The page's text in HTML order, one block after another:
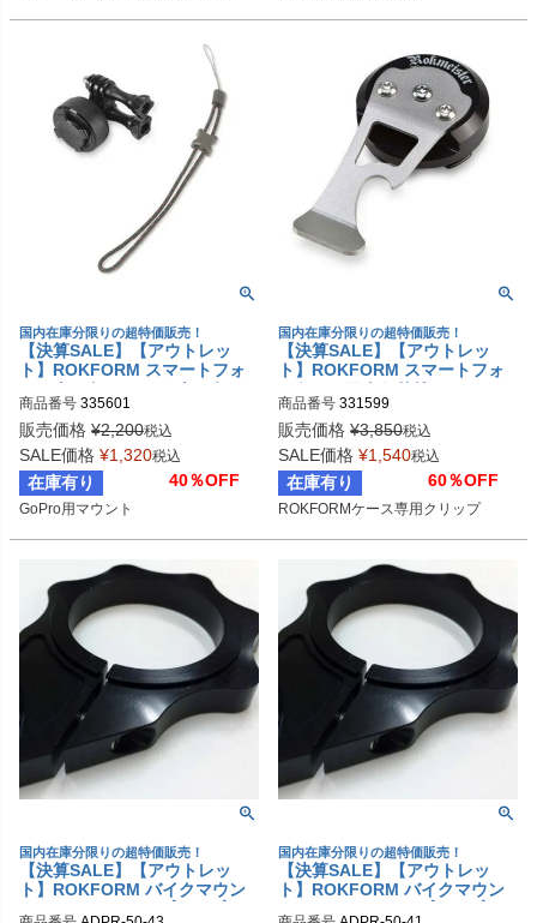
国内在庫分限りの超特価販売！
【決算SALE】【アウトレッ
ト】ROKFORM スマートフォ
ンマウント GoProマウント
商品番号 335601
販売価格 ¥2,200税込
SALE価格 ¥1,320税込
在庫有り 40％OFF
GoPro用マウント
国内在庫分限りの超特価販売！
【決算SALE】【アウトレッ
ト】ROKFORM スマートフォ
ンケースアクセサリー ROKMEI
STER CLIP
商品番号 331599
販売価格 ¥3,850税込
SALE価格 ¥1,540税込
在庫有り 60％OFF
ROKFORMケース専用クリップ
国内在庫分限りの超特価販売！
【決算SALE】【アウトレッ
ト】ROKFORM バイクマウン
国内在庫分限りの超特価販売！
【決算SALE】【アウトレッ
ト】ROKFORM バイクマウン